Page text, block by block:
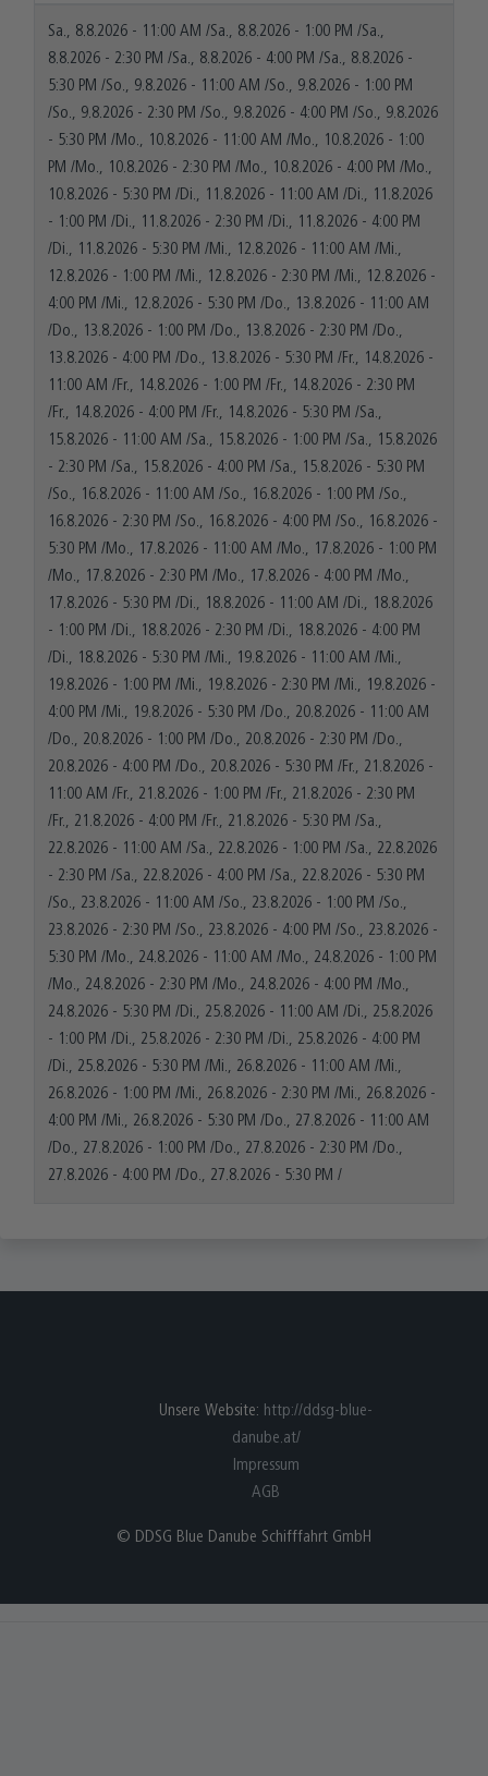
Sa., 8.8.2026 - 11:00 AM /Sa., 8.8.2026 - 1:00 PM /Sa.,
8.8.2026 - 2:30 PM /Sa., 8.8.2026 - 4:00 PM /Sa., 8.8.2026 -
5:30 PM /So., 9.8.2026 - 11:00 AM /So., 9.8.2026 - 1:00 PM
/So., 9.8.2026 - 2:30 PM /So., 9.8.2026 - 4:00 PM /So., 9.8.2026
- 5:30 PM /Mo., 10.8.2026 - 11:00 AM /Mo., 10.8.2026 - 1:00
PM /Mo., 10.8.2026 - 2:30 PM /Mo., 10.8.2026 - 4:00 PM /Mo.,
10.8.2026 - 5:30 PM /Di., 11.8.2026 - 11:00 AM /Di., 11.8.2026
- 1:00 PM /Di., 11.8.2026 - 2:30 PM /Di., 11.8.2026 - 4:00 PM
/Di., 11.8.2026 - 5:30 PM /Mi., 12.8.2026 - 11:00 AM /Mi.,
12.8.2026 - 1:00 PM /Mi., 12.8.2026 - 2:30 PM /Mi., 12.8.2026 -
4:00 PM /Mi., 12.8.2026 - 5:30 PM /Do., 13.8.2026 - 11:00 AM
/Do., 13.8.2026 - 1:00 PM /Do., 13.8.2026 - 2:30 PM /Do.,
13.8.2026 - 4:00 PM /Do., 13.8.2026 - 5:30 PM /Fr., 14.8.2026 -
11:00 AM /Fr., 14.8.2026 - 1:00 PM /Fr., 14.8.2026 - 2:30 PM
/Fr., 14.8.2026 - 4:00 PM /Fr., 14.8.2026 - 5:30 PM /Sa.,
15.8.2026 - 11:00 AM /Sa., 15.8.2026 - 1:00 PM /Sa., 15.8.2026
- 2:30 PM /Sa., 15.8.2026 - 4:00 PM /Sa., 15.8.2026 - 5:30 PM
/So., 16.8.2026 - 11:00 AM /So., 16.8.2026 - 1:00 PM /So.,
16.8.2026 - 2:30 PM /So., 16.8.2026 - 4:00 PM /So., 16.8.2026 -
5:30 PM /Mo., 17.8.2026 - 11:00 AM /Mo., 17.8.2026 - 1:00 PM
/Mo., 17.8.2026 - 2:30 PM /Mo., 17.8.2026 - 4:00 PM /Mo.,
17.8.2026 - 5:30 PM /Di., 18.8.2026 - 11:00 AM /Di., 18.8.2026
- 1:00 PM /Di., 18.8.2026 - 2:30 PM /Di., 18.8.2026 - 4:00 PM
/Di., 18.8.2026 - 5:30 PM /Mi., 19.8.2026 - 11:00 AM /Mi.,
19.8.2026 - 1:00 PM /Mi., 19.8.2026 - 2:30 PM /Mi., 19.8.2026 -
4:00 PM /Mi., 19.8.2026 - 5:30 PM /Do., 20.8.2026 - 11:00 AM
/Do., 20.8.2026 - 1:00 PM /Do., 20.8.2026 - 2:30 PM /Do.,
20.8.2026 - 4:00 PM /Do., 20.8.2026 - 5:30 PM /Fr., 21.8.2026 -
11:00 AM /Fr., 21.8.2026 - 1:00 PM /Fr., 21.8.2026 - 2:30 PM
/Fr., 21.8.2026 - 4:00 PM /Fr., 21.8.2026 - 5:30 PM /Sa.,
22.8.2026 - 11:00 AM /Sa., 22.8.2026 - 1:00 PM /Sa., 22.8.2026
- 2:30 PM /Sa., 22.8.2026 - 4:00 PM /Sa., 22.8.2026 - 5:30 PM
/So., 23.8.2026 - 11:00 AM /So., 23.8.2026 - 1:00 PM /So.,
23.8.2026 - 2:30 PM /So., 23.8.2026 - 4:00 PM /So., 23.8.2026 -
5:30 PM /Mo., 24.8.2026 - 11:00 AM /Mo., 24.8.2026 - 1:00 PM
/Mo., 24.8.2026 - 2:30 PM /Mo., 24.8.2026 - 4:00 PM /Mo.,
24.8.2026 - 5:30 PM /Di., 25.8.2026 - 11:00 AM /Di., 25.8.2026
- 1:00 PM /Di., 25.8.2026 - 2:30 PM /Di., 25.8.2026 - 4:00 PM
/Di., 25.8.2026 - 5:30 PM /Mi., 26.8.2026 - 11:00 AM /Mi.,
26.8.2026 - 1:00 PM /Mi., 26.8.2026 - 2:30 PM /Mi., 26.8.2026 -
4:00 PM /Mi., 26.8.2026 - 5:30 PM /Do., 27.8.2026 - 11:00 AM
/Do., 27.8.2026 - 1:00 PM /Do., 27.8.2026 - 2:30 PM /Do.,
27.8.2026 - 4:00 PM /Do., 27.8.2026 - 5:30 PM /
Unsere Website: http://ddsg-blue-
danube.at/
Impressum
AGB
© DDSG Blue Danube Schifffahrt GmbH